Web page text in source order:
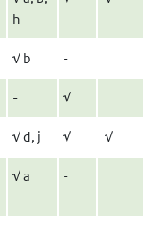
h
√ b -
- √
√d, j √ √
√a -